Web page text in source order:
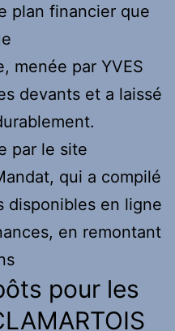
plan financier que
menée par YVES
devants et a laissé
par le site
qui a compilé
disponibles en ligne
en remontant
pour les